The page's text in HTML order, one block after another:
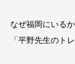
なぜ福岡にいる
「平野先生のト